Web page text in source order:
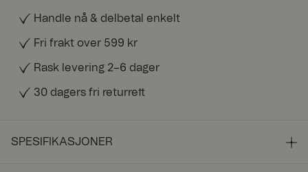
Handle nå & delbetal enkelt
Fri frakt over 599 kr
Rask levering 2–6 dager
30 dagers fri returrett
SPESIFIKASJONER